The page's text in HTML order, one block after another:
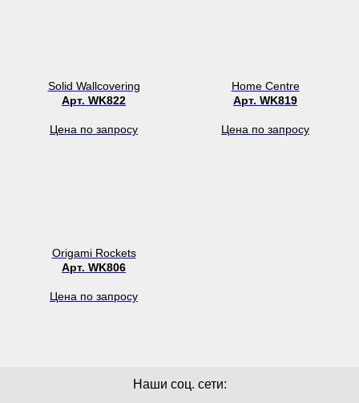
Solid Wallcovering
Арт. WK822
Цена по запросу
Home Centre
Арт. WK819
Цена по запросу
Origami Rockets
Арт. WK806
Цена по запросу
Наши соц. сети: